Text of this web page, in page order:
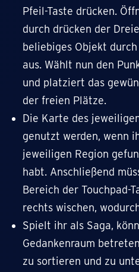
Pfeil-Taste drücken.
durch drücken der
beliebiges Objekt
aus. Wählt nun den
und platziert das
der freien Plätze.
Die Karte des
genutzt werden, wenn
jeweiligen Region
habt. Anschließend
Bereich der Touchpad-
rechts wischen,
Spielt ihr als Saga,
Gedankenraum
zu sortieren und zu